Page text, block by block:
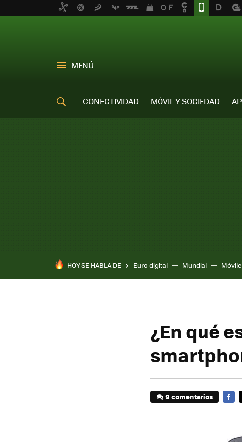
MENÚ
CONECTIVIDAD MÓVIL Y SOCIEDAD
HOY SE HABLA DE Euro digital Mundial
Pixel 10a
¿En qué
9 comentarios